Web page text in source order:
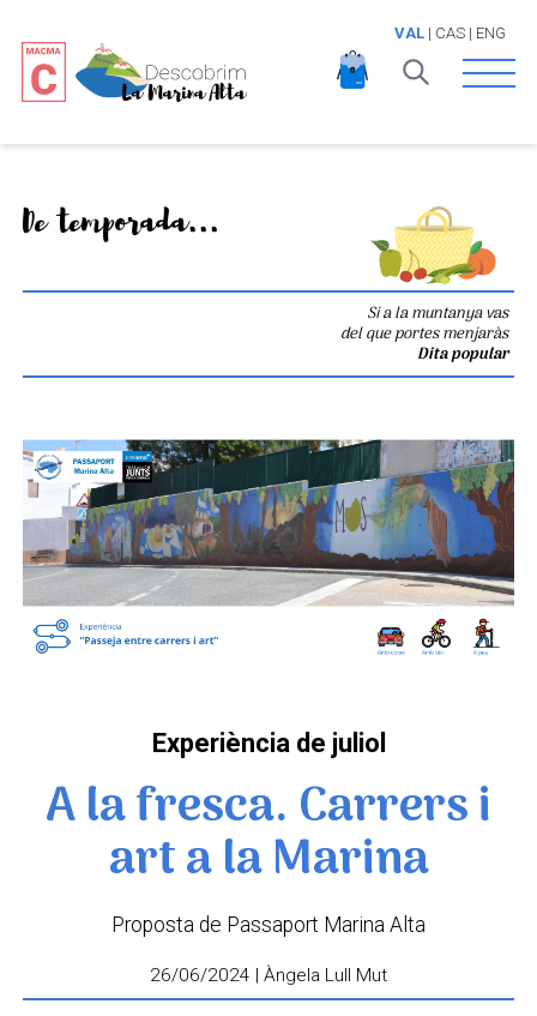
VAL| CAS| ENG
Open
De temporada...
Si a la muntanya vas
del que portes menjaràs
Dita popular
Experiència de juliol
A la fresca. Carrers i
art a la Marina
Proposta de Passaport Marina Alta
26/06/2024 | Àngela Lull Mut